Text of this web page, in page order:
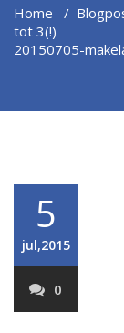
Home /
tot 3(!)
20150705-
5
jul,2015
0